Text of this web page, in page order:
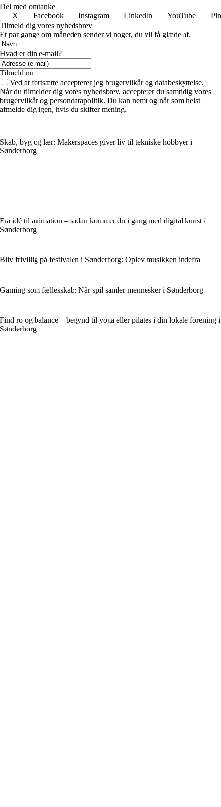
Del med omtanke
X
Facebook Instagram LinkedIn YouTube
Tilmeld dig vores nyhedsbrev
Et par gange om måneden sender vi noget, du vil få glæde af.
Hvad er din e-mail?
Tilmeld nu
Ved at fortsætte accepterer jeg brugervilkår og databeskyttelse.
Når du tilmelder dig vores nyhedsbrev, accepterer du samtidig vores
brugervilkår og persondatapolitik. Du kan nemt og når som helst
afmelde dig igen, hvis du skifter mening.
Skab, byg og lær: Makerspaces giver liv til tekniske hobbyer i
Sønderborg
Fra idé til animation – sådan kommer du i gang med digital kunst i
Sønderborg
Bliv frivillig på festivalen i Sønderborg: Oplev musikken indefra
Gaming som fællesskab: Når spil samler mennesker i Sønderborg
Find ro og balance – begynd til yoga eller pilates i din lokale forening i
Sønderborg